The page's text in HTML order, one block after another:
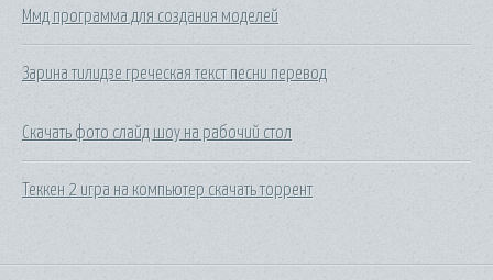
Ммд программа для создания моделей
Зарина тилидзе греческая текст песни перевод
Скачать фото слайд шоу на рабочий стол
Теккен 2 игра на компьютер скачать торрент